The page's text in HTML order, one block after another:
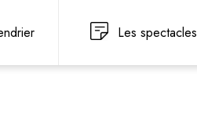
Les spectacles